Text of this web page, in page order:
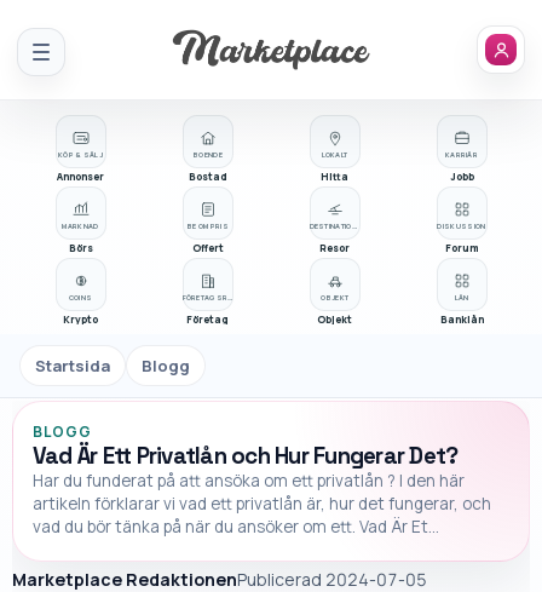
Meny
KÖP & SÄLJ
Annonser
BOENDE
Bostad
OBJEKT
Objekt
BE OM PRIS
Offert
Företag
LÅN
Banklån
MARKNAD
Börs
LOKALT
Hitta
KARRIÄR
Jobb
Resor
COINS
Krypto
DISKUSSION
Forum
Startsida Blogg
BLOGG
Vad Är Ett Privatlån och Hur Fungerar Det?
Har du funderat på att ansöka om ett privatlån ? I den här
artikeln förklarar vi vad ett privatlån är, hur det fungerar, och
vad du bör tänka på när du ansöker om ett. Vad Är Et...
Marketplace RedaktionenPublicerad 2024-07-05